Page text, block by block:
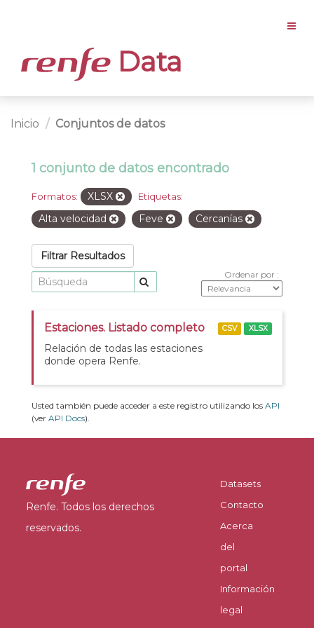
Data
Inicio Conjuntos de datos
1 conjunto de datos encontrado
Formatos: XLSX Etiquetas:
Alta velocidad Feve Cercanías
Filtrar Resultados
Ordenar por
Estaciones. Listado completo
Relación de todas las estaciones
donde opera Renfe.
CSV XLSX
Usted también puede acceder a este registro utilizando los API
(ver API Docs).
Renfe. Todos los derechos
reservados.
Datasets
Contacto
Acerca
del
portal
Información
legal